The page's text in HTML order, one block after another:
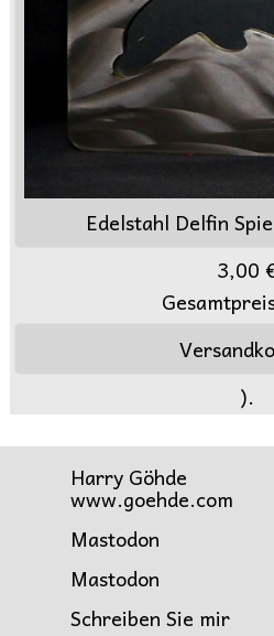
Edelstahl Delfin
3,00
).
Harry Göhde
www.goehde.com
Mastodon
Mastodon
Schreiben Sie mir